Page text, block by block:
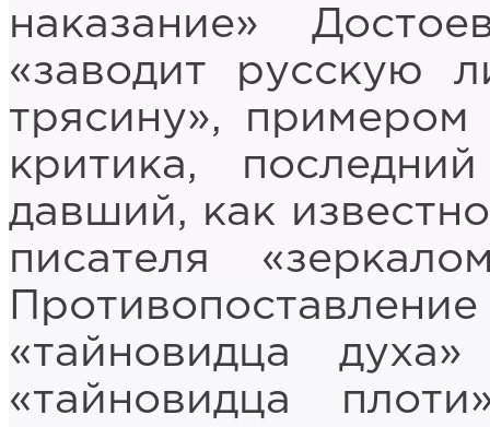
наказание»
«заводит русскую
трясину»,
критика,
давший, как
писателя
«тайновидца
«тайновидца